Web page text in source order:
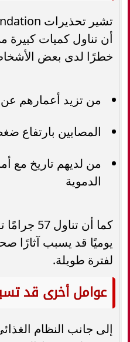
أن تناول كميات
خطرًا لدى بعض
من تزيد أعمارهم عن 40 عامًا
المصابين بارتفاع
من لديهم تاريخ مع
الدموية
كما أن
يوميًا قد يسبب آثارًا
لفترة طويلة.
عوامل أخرى قد
إلى جانب النظام